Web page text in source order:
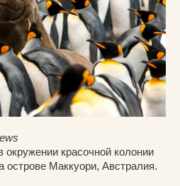
красочной колонии
острове Маккуори, Австралия.